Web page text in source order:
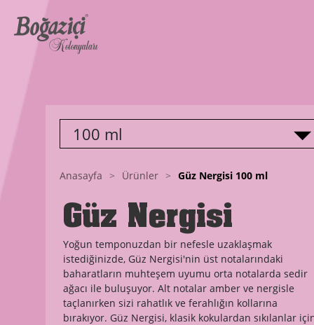
100 ml
Anasayfa > Ürünler > Güz Nergisi 100 ml
Güz Nergisi
Yoğun temponuzdan bir nefesle uzaklaşmak
istediğinizde, Güz Nergisi'nin üst notalarındaki
baharatların muhteşem uyumu orta notalarda sedir
ağacı ile buluşuyor. Alt notalar amber ve nergisle
taçlanırken sizi rahatlık ve ferahlığın kollarına
bırakıyor. Güz Nergisi, klasik kokulardan sıkılanlar